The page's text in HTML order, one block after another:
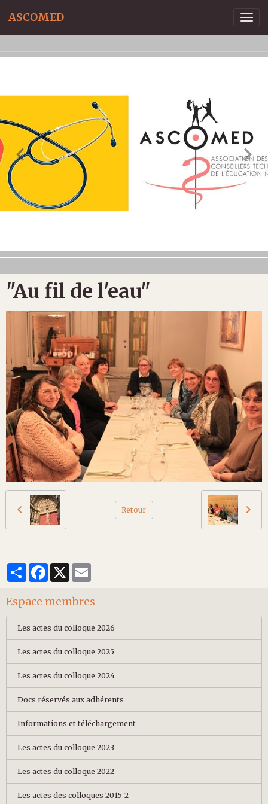
ASCOMED
"Au fil de l'eau"
Retour
PartagerFacebook
X
Espace membres
Les actes du colloque 2026
Les actes du colloque 2025
Les actes du colloque 2024
Docs réservés aux adhérents
Informations et téléchargement
Les actes du colloque 2023
Les actes du colloque 2022
Les actes des colloques 2015-2